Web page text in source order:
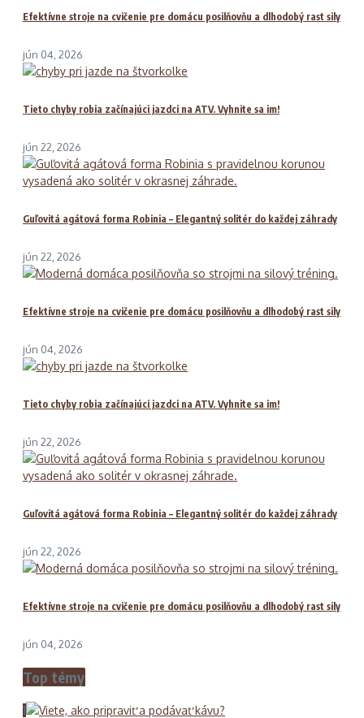
Efektívne stroje na cvičenie pre domácu posilňovňu a dlhodobý rast sily
jún 04, 2026
Tieto chyby robia začínajúci jazdci na ATV. Vyhnite sa im!
jún 22, 2026
Guľovitá agátová forma Robinia – Elegantný solitér do každej záhrady
jún 22, 2026
Efektívne stroje na cvičenie pre domácu posilňovňu a dlhodobý rast sily
jún 04, 2026
Tieto chyby robia začínajúci jazdci na ATV. Vyhnite sa im!
jún 22, 2026
Guľovitá agátová forma Robinia – Elegantný solitér do každej záhrady
jún 22, 2026
Efektívne stroje na cvičenie pre domácu posilňovňu a dlhodobý rast sily
jún 04, 2026
Top témy
1